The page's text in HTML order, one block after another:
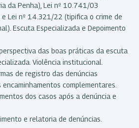
da Penha), Lei nº 10.741/03
Lei nº 14.321/22 (tipifica o crime de
Escuta Especializada e Depoimento
das boas práticas da escuta
Violência institucional.
de registro das denúncias
encaminhamentos complementares.
dos casos após a denúncia e
e relatoria de denúncias.